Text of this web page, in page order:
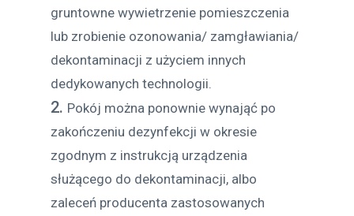
gruntowne wywietrzenie pomieszczenia
lub zrobienie ozonowania/ zamgławiania/
dekontaminacji z użyciem innych
dedykowanych technologii.
Pokój można ponownie wynająć po
zakończeniu dezynfekcji w okresie
zgodnym z instrukcją urządzenia
służącego do dekontaminacji, albo
zaleceń producenta zastosowanych